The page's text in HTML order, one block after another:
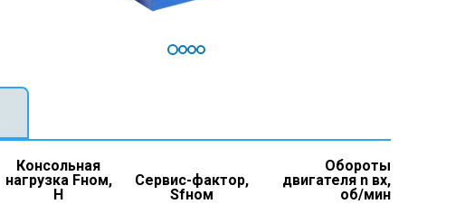
Консольная
нагрузка Fном,
Н
Сервис-фактор,
Sfном
Обороты
двигателя n вх,
об/мин